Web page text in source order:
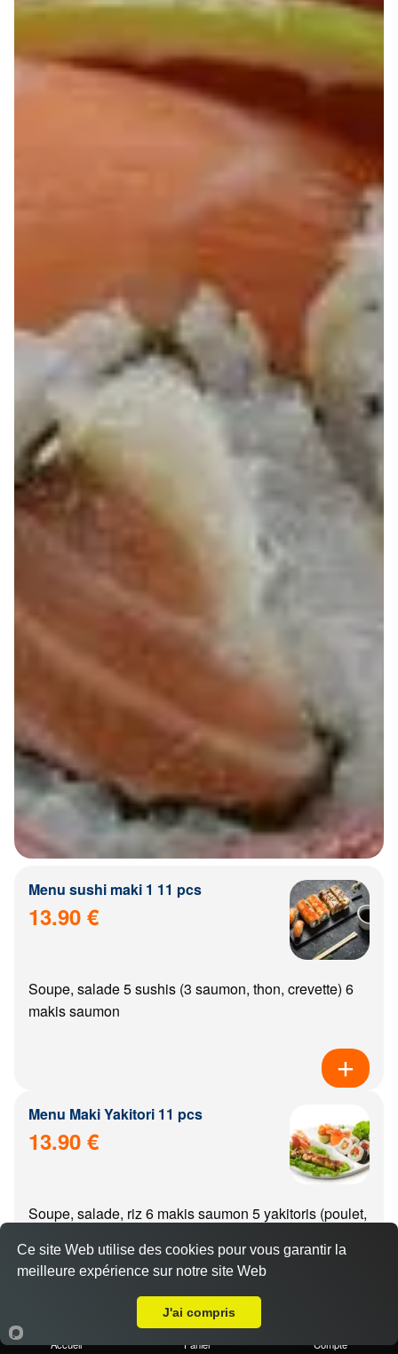
Menu sushi maki 1 11 pcs
13.90 €
Soupe, salade 5 sushis (3 saumon, thon, crevette) 6
makis saumon
Menu Maki Yakitori 11 pcs
13.90 €
Soupe, salade, riz 6 makis saumon 5 yakitoris (poulet,
Accueil Panier Compte
Ce site Web utilise des cookies pour vous garantir la
meilleure expérience sur notre site Web
J'ai compris